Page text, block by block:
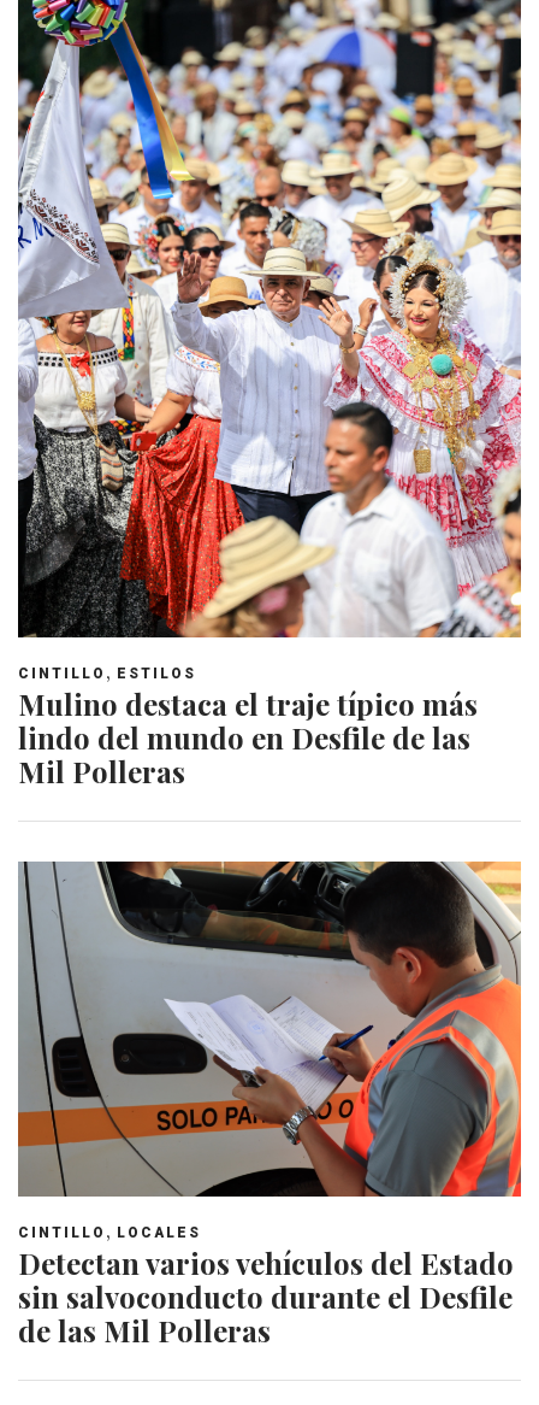
CINTILLO , ESTILOS
Mulino destaca el traje típico más
lindo del mundo en Desfile de las
Mil Polleras
CINTILLO , LOCALES
Detectan varios vehículos del Estado
sin salvoconducto durante el Desfile
de las Mil Polleras